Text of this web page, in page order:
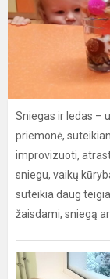
Sniegas ir ledas –
priemonė,
improvizuoti,
sniegu, vaikų
suteikia daug
žaisdami, sniegą